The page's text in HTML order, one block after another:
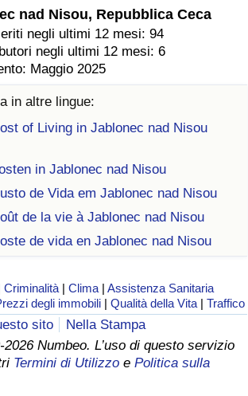
nad Nisou, Repubblica Ceca
negli ultimi 12 mesi: 94
negli ultimi 12 mesi: 6
Maggio 2025
in altre lingue:
of Living in Jablonec nad Nisou
in Jablonec nad Nisou
de Vida em Jablonec nad Nisou
de la vie à Jablonec nad Nisou
de vida en Jablonec nad Nisou
Criminalità |Clima |Assistenza Sanitaria
degli immobili |Qualità della Vita |Traffico
sito
Nella Stampa
Numbeo. L’uso di questo servizio
Termini di Utilizzo e Politica sulla